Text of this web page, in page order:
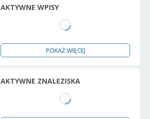
AKTYWNE WPISY
POKAŻ WIĘCEJ
AKTYWNE ZNALEZISKA